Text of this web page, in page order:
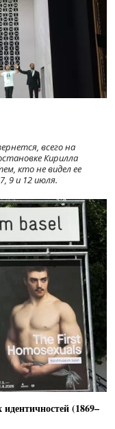
всего на
Кирилла
кто не видел ее
9 и 12 июля.
(1869–